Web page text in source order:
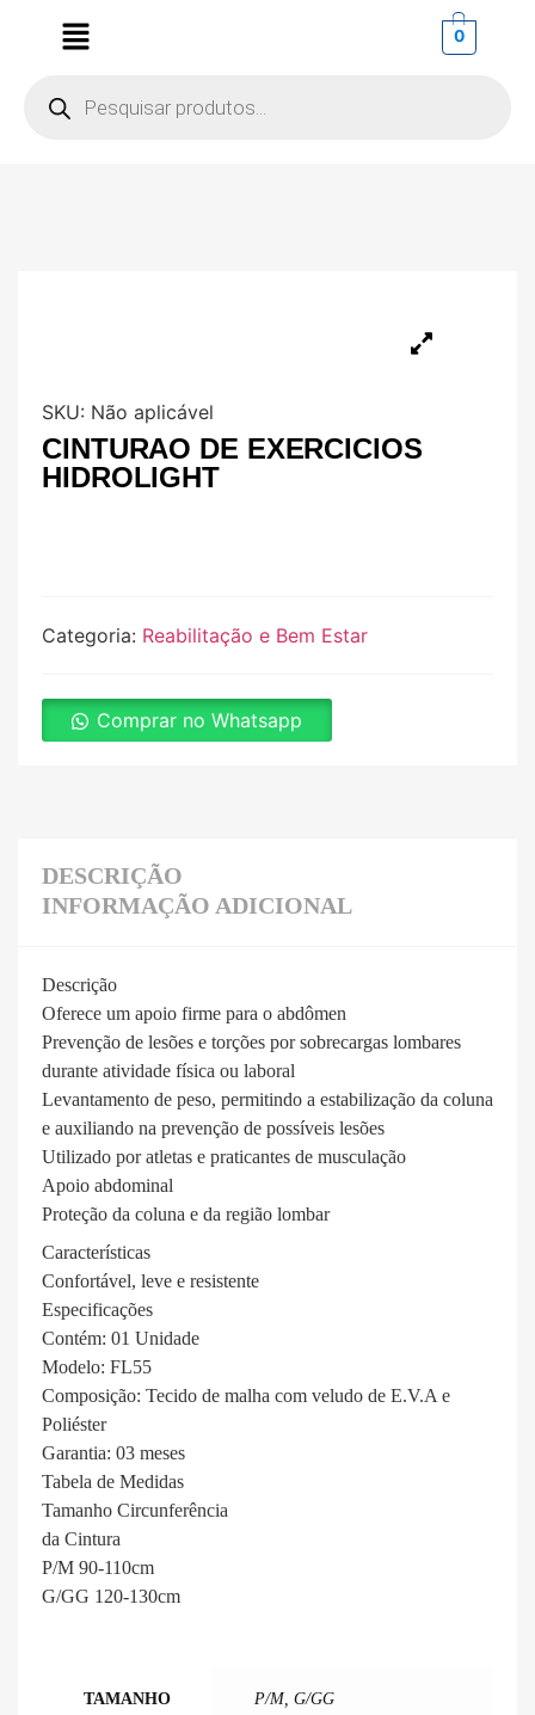
0
SKU: Não aplicável
CINTURAO DE EXERCICIOS
HIDROLIGHT
Categoria: Reabilitação e Bem Estar
Comprar no Whatsapp
DESCRIÇÃO
INFORMAÇÃO ADICIONAL
Descrição
Oferece um apoio firme para o abdômen
Prevenção de lesões e torções por sobrecargas lombares
durante atividade física ou laboral
Levantamento de peso, permitindo a estabilização da coluna
e auxiliando na prevenção de possíveis lesões
Utilizado por atletas e praticantes de musculação
Apoio abdominal
Proteção da coluna e da região lombar
Características
Confortável, leve e resistente
Especificações
Contém: 01 Unidade
Modelo: FL55
Composição: Tecido de malha com veludo de E.V.A e
Poliéster
Garantia: 03 meses
Tabela de Medidas
Tamanho Circunferência
da Cintura
P/M 90-110cm
G/GG 120-130cm
TAMANHO P/M, G/GG